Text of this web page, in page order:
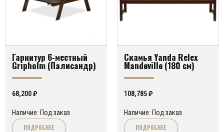
Гарнитур 6-местный
Gripholm (Палисандр)
68,200₽
Наличие: Под заказ
ПОДРОБНЕЕ
Скамья Yanda Relex
Mandeville (180 см)
108,785₽
Наличие: Под заказ
ПОДРОБНЕЕ